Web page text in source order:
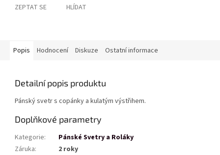
ZEPTAT SE HLÍDAT
Popis Hodnocení Diskuze Ostatní informace
Detailní popis produktu
Pánský svetr s copánky a kulatým výstřihem.
Doplňkové parametry
Kategorie:
Pánské Svetry a Roláky
Záruka:
2 roky